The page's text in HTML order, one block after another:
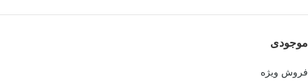
موجودی
فروش ویژه